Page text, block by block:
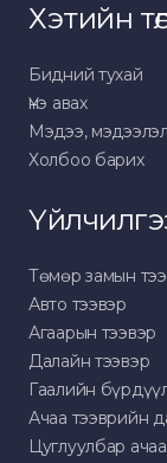
Хэтийн
Бидний тухай
Үнэ авах
Мэдээ, мэдээлэл
Холбоо барих
Төмөр замын
Авто тээвэр
Агаарын тээвэр
Далайн тээвэр
Гаалийн
Ачаа тээврийн
Цуглуулбар